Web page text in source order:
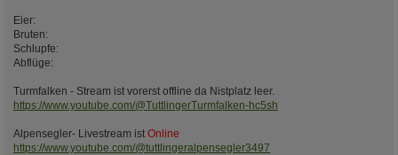
Eier:
Bruten:
Schlupfe:
Abflüge:
Turmfalken - Stream ist vorerst offline da Nistplatz leer.
https://www.youtube.com/@TuttlingerTurmfalken-hc5sh
Alpensegler- Livestream ist Online
https://www.youtube.com/@tuttlingeralpensegler3497